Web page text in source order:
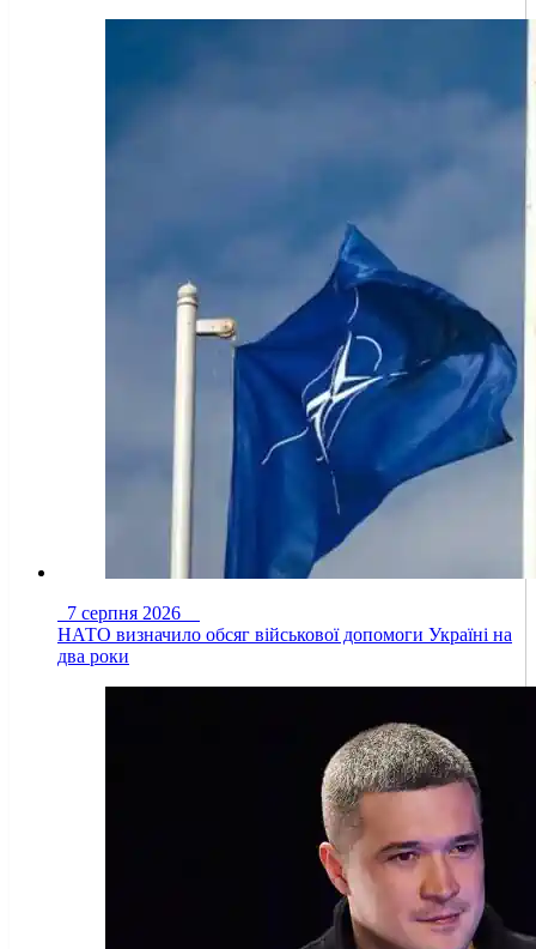
7 серпня 2026
НАТО визначило обсяг військової допомоги Україні на
два роки